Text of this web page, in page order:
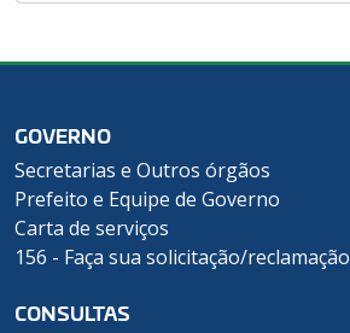
GOVERNO
Secretarias e Outros órgãos
Prefeito e Equipe de Governo
Carta de serviços
156 - Faça sua solicitação/reclamação
CONSULTAS